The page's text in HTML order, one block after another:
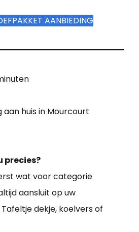
AANBIEDING
huis in Mourcourt
precies?
wat voor categorie
aansluit op uw
dekje, koelvers of